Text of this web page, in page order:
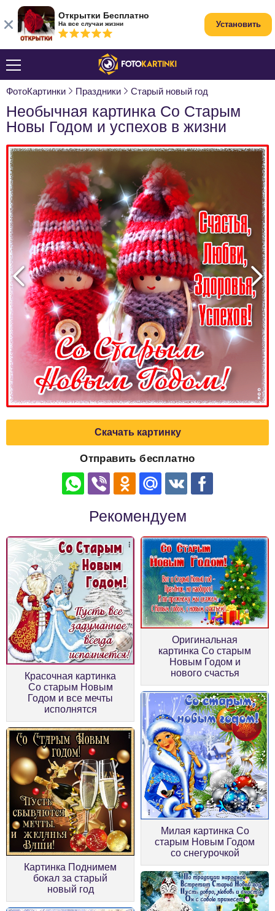
ФотоКартинки Праздники Старый новый год
Необычная картинка Со Старым
Новы Годом и успехов в жизни
Скачать картинку
Отправить бесплатно
Рекомендуем
Красочная картинка
Со старым Новым
Годом и все мечты
исполнятся
Оригинальная
картинка Со старым
Новым Годом и
нового счастья
Картинка Поднимем
бокал за старый
новый год
Милая картинка Со
старым Новым Годом
со снегурочкой
Открытки Бесплатно
На все случаи жизни Установить